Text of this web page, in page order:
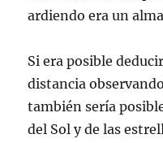
ardiendo era un
Si era posible
distancia
también sería
del Sol y de las